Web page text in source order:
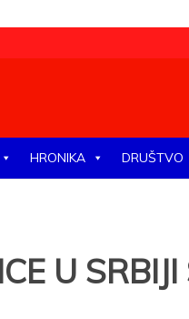
HRONIKA DRUŠTVO
U